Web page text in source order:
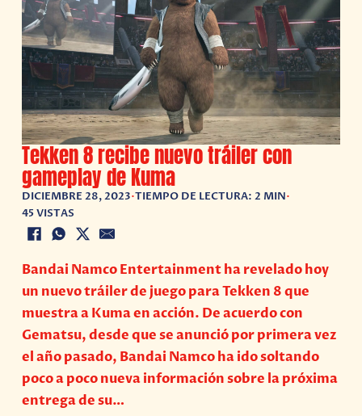
Tekken 8 recibe nuevo tráiler con
gameplay de Kuma
DICIEMBRE 28, 2023•TIEMPO DE LECTURA: 2 MIN•
45 VISTAS
Bandai Namco Entertainment ha revelado hoy
un nuevo tráiler de juego para Tekken 8 que
muestra a Kuma en acción. De acuerdo con
Gematsu, desde que se anunció por primera vez
el año pasado, Bandai Namco ha ido soltando
poco a poco nueva información sobre la próxima
entrega de su…